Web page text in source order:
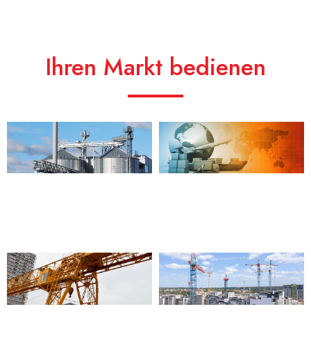
Ihren Markt bedienen